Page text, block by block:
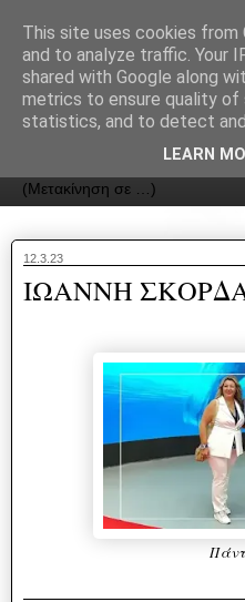
ΟΔΟΣ
12.3.23
ΙΩΑΝΝΗ
This site uses cookies
and to analyze traffic. Your
shared with Google along
metrics to ensure quality of
statistics, and to detect
LEARN